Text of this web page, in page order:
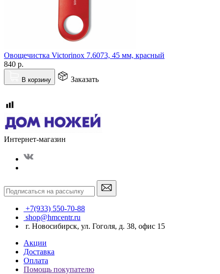
Овощечистка Victorinox 7.6073, 45 мм, красный
840 р.
В корзину Заказать
Интернет-магазин
+7(933) 550-70-88
shop@hmcentr.ru
г. Новосибирск, ул. Гоголя, д. 38, офис 15
Акции
Доставка
Оплата
Помощь покупателю